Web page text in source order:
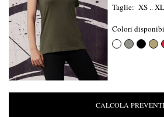
Taglie: XS .. XL
Colori
CALCOLA